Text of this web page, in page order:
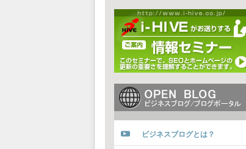
ビジネスブログとは？